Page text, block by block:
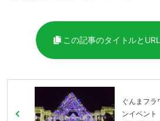
この記事のタイトルと
ぐんまフラ
ンイベント